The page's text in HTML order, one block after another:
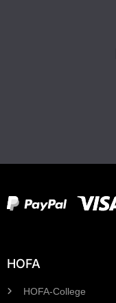
HOFA
HOFA-College